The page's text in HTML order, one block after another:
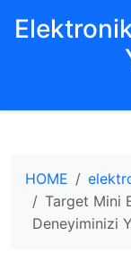
HOME
Target Mini
Deneyiminizi